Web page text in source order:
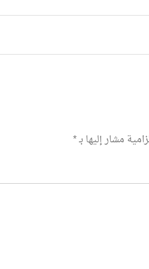
مشار إليها بـ*